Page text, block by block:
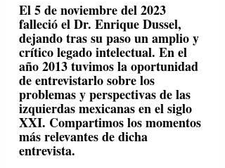
El 5 de noviembre del 2023
falleció el Dr. Enrique Dussel,
dejando tras su paso un amplio y
crítico legado intelectual. En el
año 2013 tuvimos la oportunidad
de entrevistarlo sobre los
problemas y perspectivas de las
izquierdas mexicanas en el siglo
XXI. Compartimos los momentos
más relevantes de dicha
entrevista.